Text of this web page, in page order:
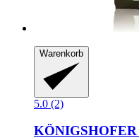
Warenkorb
5.0 (2)
KÖNIGSHOFER